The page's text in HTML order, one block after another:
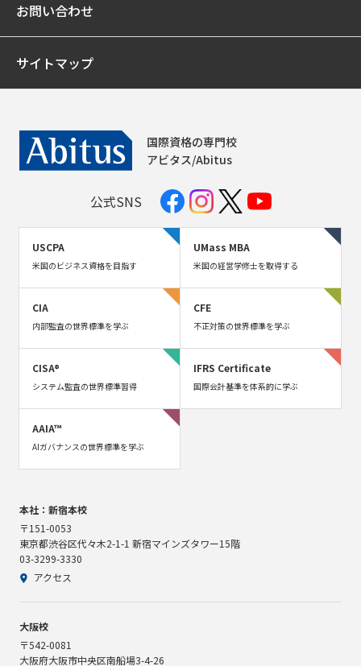
お問い合わせ
サイトマップ
国際資格の専門校
アビタス/Abitus
公式SNS
USCPA
米国のビジネス資格を目指す
UMass MBA
米国の経営学修士を取得する
CIA
内部監査の世界標準を学ぶ
CFE
不正対策の世界標準を学ぶ
CISA®
システム監査の世界標準習得
IFRS Certificate
国際会計基準を体系的に学ぶ
AAIA™
AIガバナンスの世界標準を学ぶ
本社：新宿本校
〒151-0053
東京都渋谷区代々木2-1-1 新宿マインズタワー15階
03-3299-3330
アクセス
大阪校
〒542-0081
大阪府大阪市中央区南船場3-4-26